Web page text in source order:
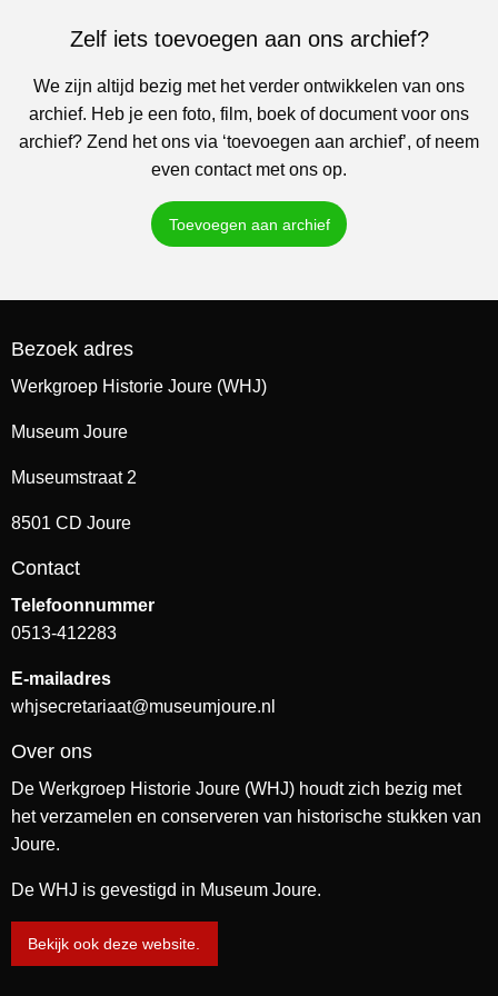
Zelf iets toevoegen aan ons archief?
We zijn altijd bezig met het verder ontwikkelen van ons
archief. Heb je een foto, film, boek of document voor ons
archief? Zend het ons via ‘toevoegen aan archief’, of neem
even contact met ons op.
Toevoegen aan archief
Bezoek adres
Werkgroep Historie Joure (WHJ)
Museum Joure
Museumstraat 2
8501 CD Joure
Contact
Telefoonnummer
0513-412283
E-mailadres
whjsecretariaat@museumjoure.nl
Over ons
De Werkgroep Historie Joure (WHJ) houdt zich bezig met
het verzamelen en conserveren van historische stukken van
Joure.
De WHJ is gevestigd in Museum Joure.
Bekijk ook deze website.